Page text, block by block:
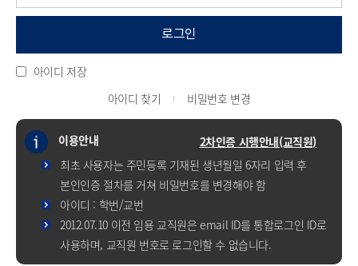
로그인
아이디 저장
아이디 찾기
비밀번호 변경
이용안내
2차인증 시행안내(교직원)
최초 사용자는 주민등록 기재된 생년월일 6자리 입력 후
본인인증 절차를 거쳐 비밀번호를 변경해야 함
아이디 : 학번/교번
2012.07.10 이전 임용 교직원은 email ID를 통합로그인 ID로
사용하며, 교직원 번호로 로그인할 수 없습니다.